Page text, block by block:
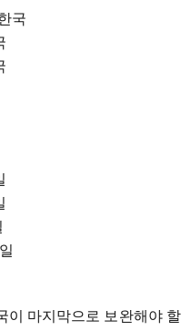
국
한국
이 마지막으로 보완해야 할